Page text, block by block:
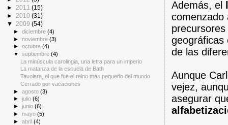
Además, el
geográficas
de las
Aunque
vejez,
asegurar
► 2011 (15)
► 2010 (31)
▼ 2009 (54)
►diciembre(4)
► noviembre(3)
►octubre(4)
▼septiembre(4)
La minúscula carolingia, una letra para un imperio
La matanza de la escuela de Bath
Tavolara, el que fue el reino más pequeño del mundo
Cerrado por vacaciones
►agosto(3)
►julio(6)
►junio(6)
► mayo(5)
►abril(4)